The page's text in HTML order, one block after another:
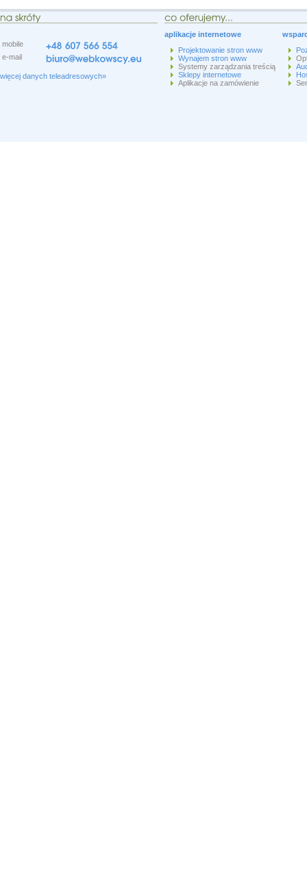
mobile
e-mail
więcej danych teleadresowych»
aplikacje internetowe
Projektowanie stron www
Wynajem stron www
Systemy zarządzania treścią
Sklepy internetowe
Aplikacje na zamówienie